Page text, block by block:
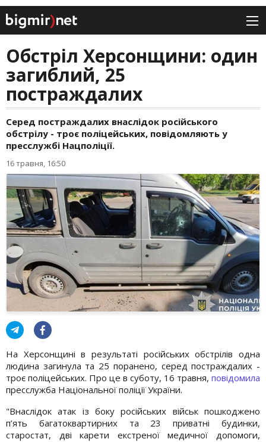
Обстріл Херсонщини: один
загиблий, 25
постраждалих
Серед постраждалих внаслідок російського
обстрілу - троє поліцейських, повідомляють у
пресслужбі Нацполіції.
16 травня, 16:50
На Херсонщині в результаті російських обстрілів одна
людина загинула та 25 поранено, серед постраждалих -
троє поліцейських. Про це в суботу, 16 травня, повідомила
пресслужба Національної поліції України.
"Внаслідок атак із боку російських військ пошкоджено
п’ять багатоквартирних та 23 приватні будинки,
старостат, дві карети екстреної медичної допомоги,